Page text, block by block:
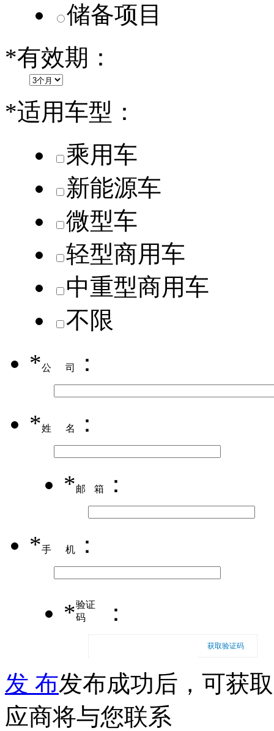
储备项目
*有效期：
*适用车型：
乘用车
新能源车
微型车
轻型商用车
中重型商用车
不限
*公司 ：
*姓名 ：
*邮箱 ：
*手机 ：
*验证
码
：
获取验证码
发 布发布成功后，可获
应商将与您联系